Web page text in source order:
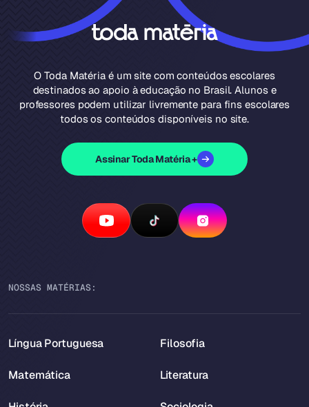
O Toda Matéria é um site com conteúdos escolares
destinados ao apoio à educação no Brasil. Alunos e
professores podem utilizar livremente para fins escolares
todos os conteúdos disponíveis no site.
Assinar Toda Matéria +
NOSSAS MATÉRIAS:
Língua Portuguesa
Matemática
Filosofia
Literatura